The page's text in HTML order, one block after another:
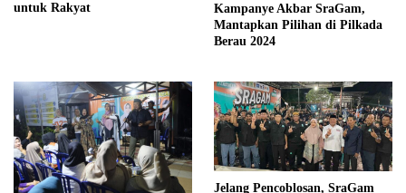
untuk Rakyat
Kampanye Akbar SraGam,
Mantapkan Pilihan di Pilkada
Berau 2024
Jelang Pencoblosan, SraGam